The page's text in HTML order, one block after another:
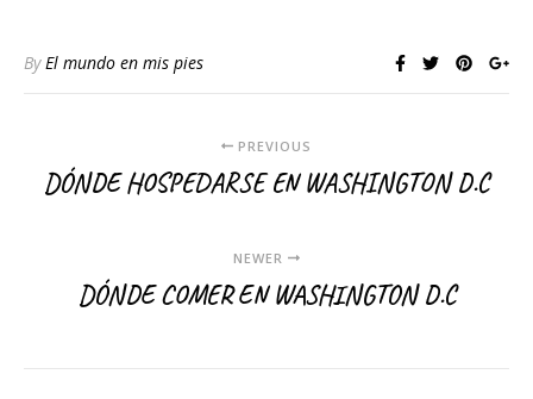
ByEl mundo en mis pies
PREVIOUS
DÓNDE HOSPEDARSE EN WASHINGTON D.C
NEWER
DÓNDE COMER EN WASHINGTON D.C